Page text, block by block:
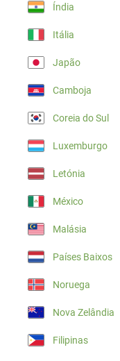
Índia
Itália
Japão
Camboja
Coreia do Sul
Luxemburgo
Letónia
México
Malásia
Países Baixos
Noruega
Nova Zelândia
Filipinas